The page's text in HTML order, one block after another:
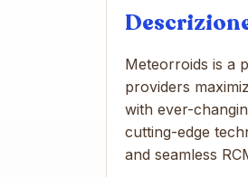
Meteorroids is a
providers
with ever-
cutting-edge
and seamless